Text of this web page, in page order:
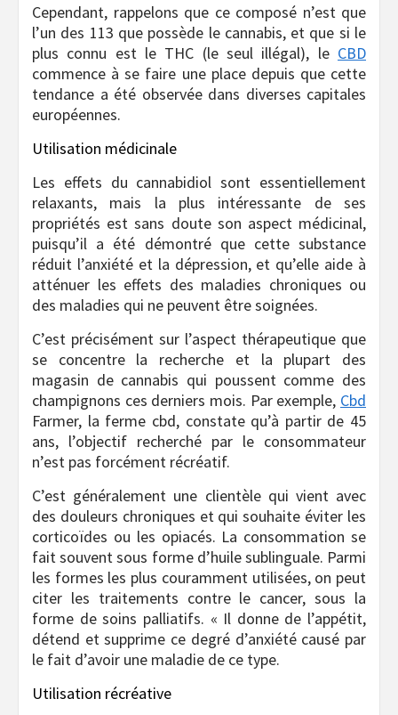
Cependant, rappelons que ce composé n’est que
l’un des 113 que possède le cannabis, et que si le
plus connu est le THC (le seul illégal), le CBD
commence à se faire une place depuis que cette
tendance a été observée dans diverses capitales
européennes.
Utilisation médicinale
Les effets du cannabidiol sont essentiellement
relaxants, mais la plus intéressante de ses
propriétés est sans doute son aspect médicinal,
puisqu’il a été démontré que cette substance
réduit l’anxiété et la dépression, et qu’elle aide à
atténuer les effets des maladies chroniques ou
des maladies qui ne peuvent être soignées.
C’est précisément sur l’aspect thérapeutique que
se concentre la recherche et la plupart des
magasin de cannabis qui poussent comme des
champignons ces derniers mois. Par exemple, Cbd
Farmer, la ferme cbd, constate qu’à partir de 45
ans, l’objectif recherché par le consommateur
n’est pas forcément récréatif.
C’est généralement une clientèle qui vient avec
des douleurs chroniques et qui souhaite éviter les
corticoïdes ou les opiacés. La consommation se
fait souvent sous forme d’huile sublinguale. Parmi
les formes les plus couramment utilisées, on peut
citer les traitements contre le cancer, sous la
forme de soins palliatifs. « Il donne de l’appétit,
détend et supprime ce degré d’anxiété causé par
le fait d’avoir une maladie de ce type.
Utilisation récréative